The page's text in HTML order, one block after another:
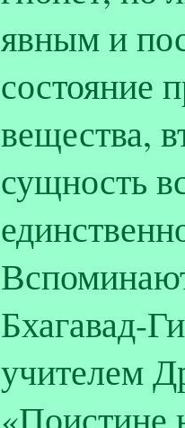
явным и
состояние
вещества,
сущность
Бхагавад-
учителем
«Поистине